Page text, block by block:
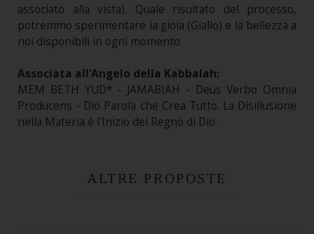
associato alla vista). Quale risultato del processo,
potremmo sperimentare la gioia (Giallo) e la bellezza a
noi disponibili in ogni momento.
Associata all’Angelo della Kabbalah:
MEM BETH YUD* - JAMABIAH - Deus Verbo Omnia
Producens - Dio Parola che Crea Tutto. La Disillusione
nella Materia è l’Inizio del Regno di Dio.
ALTRE PROPOSTE